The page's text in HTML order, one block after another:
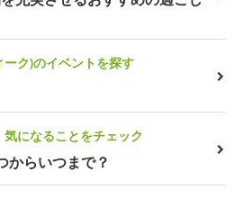
ク)のイベントを探す
になることをチェック
からいつまで？